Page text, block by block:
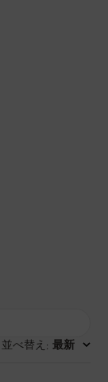
並べ替え : 最新